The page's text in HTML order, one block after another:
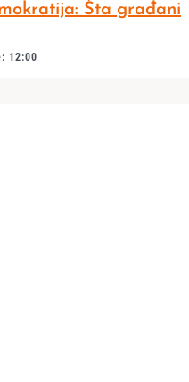
Šta građani
12:00